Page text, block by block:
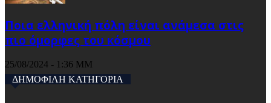
Ποια ελληνική πόλη είναι ανάμεσα στις
πιο όμορφες του κόσμου
25/08/2024 - 1:36 ΜΜ
ΔΗΜΟΦΙΛΗ ΚΑΤΗΓΟΡΙΑ